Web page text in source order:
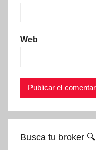
Web
Busca tu broker 🔍